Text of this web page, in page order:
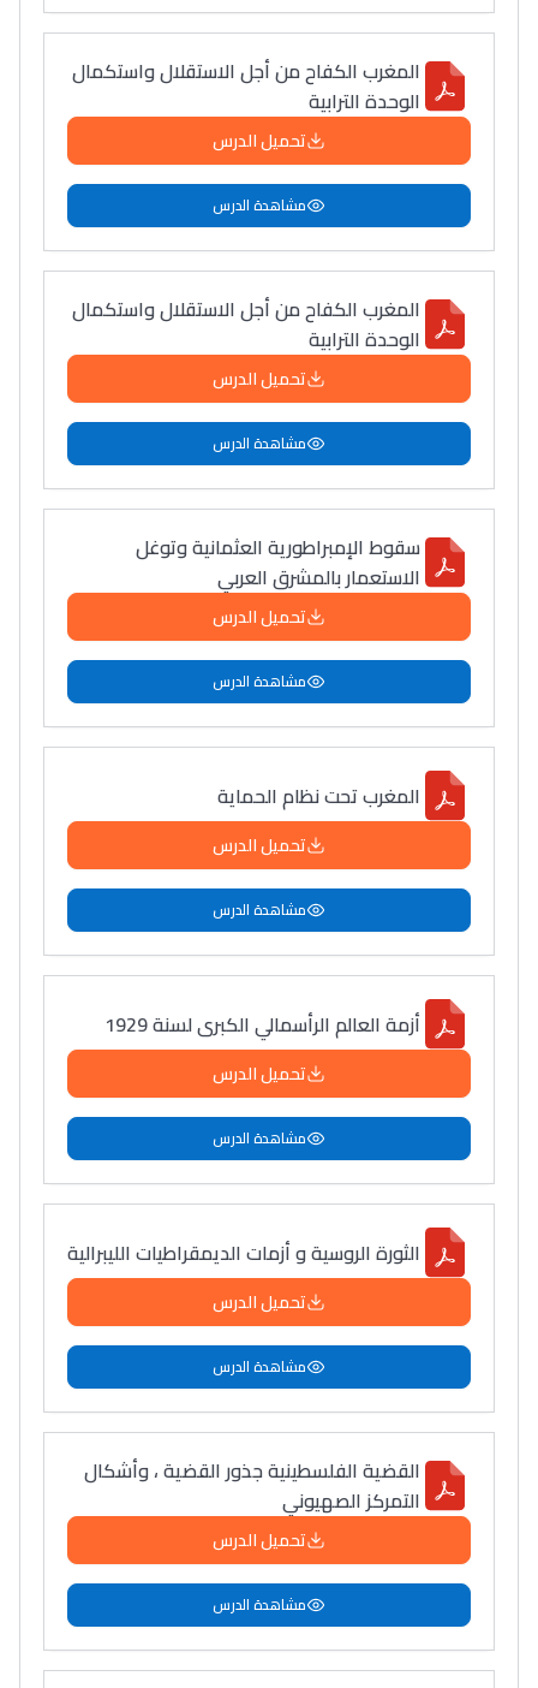
المغرب الكفاح من أجل الاستقلال واستكمال
الوحدة الترابية
تحميل الدرس
مشاهدة الدرس
المغرب الكفاح من أجل الاستقلال واستكمال
الوحدة الترابية
تحميل الدرس
مشاهدة الدرس
سقوط الإمبراطورية العثمانية وتوغل
الاستعمار بالمشرق العربي
تحميل الدرس
مشاهدة الدرس
المغرب تحت نظام الحماية
تحميل الدرس
مشاهدة الدرس
أزمة العالم الرأسمالي الكبرى لسنة 1929
تحميل الدرس
مشاهدة الدرس
الثورة الروسية و أزمات الديمقراطيات الليبرالية
تحميل الدرس
مشاهدة الدرس
القضية الفلسطينية جذور القضية ، وأشكال
التمركز الصهيوني
تحميل الدرس
مشاهدة الدرس